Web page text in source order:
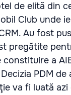
de elită din
Club unde
Au fost
pregătite
constituire a
PDM
va fi luată